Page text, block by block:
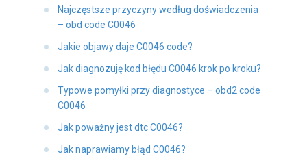
Najczęstsze przyczyny według doświadczenia
– obd code C0046
Jakie objawy daje C0046 code?
Jak diagnozuję kod błędu C0046 krok po kroku?
Typowe pomyłki przy diagnostyce – obd2 code
C0046
Jak poważny jest dtc C0046?
Jak naprawiamy błąd C0046?